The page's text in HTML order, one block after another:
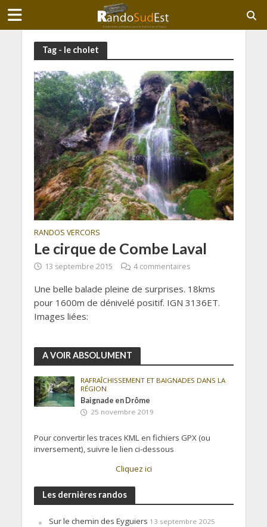
Tag - le cholet
RANDOS VERCORS
Le cirque de Combe Laval
13 septembre 2015 4 commentaires
Une belle balade pleine de surprises. 18kms
pour 1600m de dénivelé positif. IGN 3136ET.
Images liées:
A VOIR ABSOLUMENT
RAFRAÎCHISSEMENT ET BAIGNADES DANS LA
RÉGION
Baignade en Drôme
25 novembre 2019
Pour convertir les traces KML en fichiers GPX (ou
inversement), suivre le lien ci-dessous
Cliquez ici
Les dernières randos
Sur le chemin des Eyguiers 13 septembre 2025